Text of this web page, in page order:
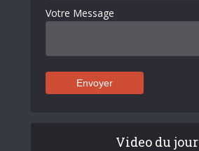
Votre Message
Video du jour